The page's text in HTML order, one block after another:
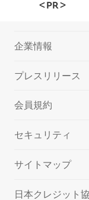
＜PR＞
企業情報
プレスリリース
会員規約
セキュリティ
サイトマップ
日本クレジット